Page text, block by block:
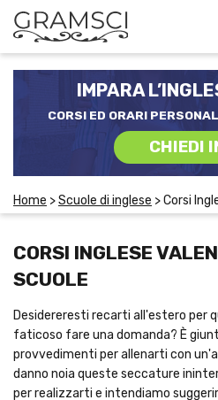
CORSI RECUPERO ANNI SCOLASTICI
SCUOLE DI INGLESE
IMPARA
CORSI ED ORARI
CHIEDI
Home >Scuole di inglese >Corsi
CORSI INGLESE
SCUOLE
Desidereresti recarti all'estero per
faticoso fare una domanda? È
provvedimenti per allenarti con
danno noia queste seccature
per realizzarti e intendiamo